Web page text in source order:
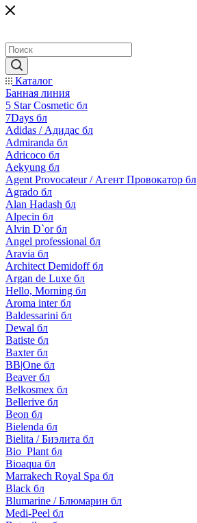
Каталог
Банная линия
5 Star Cosmetic бл
7Days бл
Adidas / Адидас бл
Admiranda бл
Adricoco бл
Aekyung бл
Agent Provocateur / Агент Провокатор бл
Agrado бл
Alan Hadash бл
Alpecin бл
Alvin D`or бл
Angel professional бл
Aravia бл
Architect Demidoff бл
Argan de Luxe бл
Hello, Morning бл
Aroma inter бл
Baldessarini бл
Dewal бл
Batiste бл
Baxter бл
BB|One бл
Beaver бл
Belkosmex бл
Bellerive бл
Beon бл
Bielenda бл
Bielita / Биэлита бл
Bio_Plant бл
Bioaqua бл
Marrakech Royal Spa бл
Black бл
Blumarine / Блюмарин бл
Medi-Peel бл